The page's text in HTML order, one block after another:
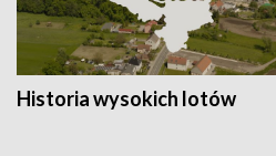
Historia wysokich lotów